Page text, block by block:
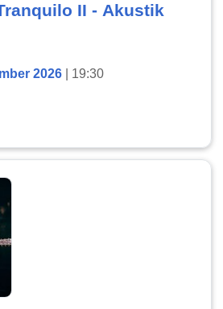
II - Akustik
2026 | 19:30